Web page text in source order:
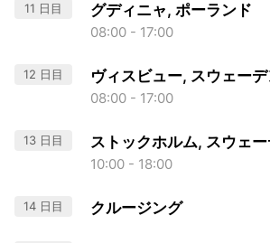
11 日目 グディニャ, ポーランド
08:00 - 17:00
12 日目 ヴィスビュー, スウェー
08:00 - 17:00
13 日目 ストックホルム, スウェ
10:00 - 18:00
14 日目 クルージング